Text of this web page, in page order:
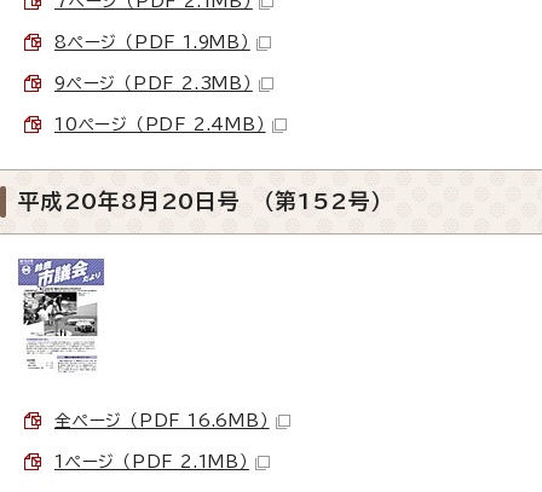
8ページ （PDF 1.9MB）
9ページ （PDF 2.3MB）
10ページ （PDF 2.4MB）
平成20年8月20日号 （第152号）
全ページ （PDF 16.6MB）
1ページ （PDF 2.1MB）